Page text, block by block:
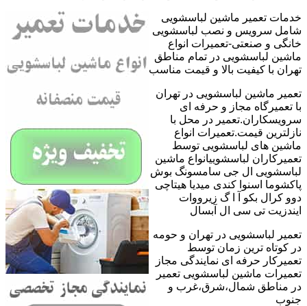
خدمات تعمیر ماشین لباسشویی
شامل سرویس و نصب لباسشویی
خانگی و صنعتی-تعمیرات انواع
ماشین لباسشویی در تمام مناطق
تهران با کیفیت بالا و قیمت مناسب
تعمیر ماشین لباسشویی در تهران
با تعمیرگاه مجاز و حرفه ای
سرویسکاران.تعمیر در محل با
نازلترین قیمت.تعمیرات انواع
ماشین های لباسشویی توسط
تعمیرکاران لباسشوییانواع ماشین
لباسشویی ال جی سامسونگ بوش
پاکشوما اسنوا کندی میدیا هیتاچی
دوو کرال بکو آ ا گ زیرووات
ایندزیت تی سی ال آبسال
تعمیر لباسشویی در تهران و حومه
در کوتاه ترین زمان توسط
تعمیرکار حرفه ای نمایندگی مجاز
تعمیرات ماشین لباسشویی تعمیر
در مناطق شمال،شرق،غرب و
جنوب